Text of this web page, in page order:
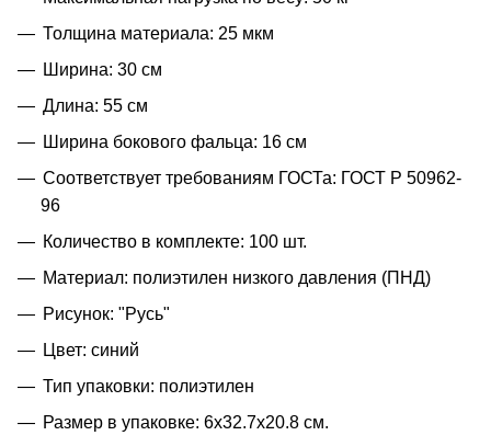
Толщина материала: 25 мкм
Ширина: 30 см
Длина: 55 см
Ширина бокового фальца: 16 см
Соответствует требованиям ГОСТа: ГОСТ Р 50962-
96
Количество в комплекте: 100 шт.
Материал: полиэтилен низкого давления (ПНД)
Рисунок: "Русь"
Цвет: синий
Тип упаковки: полиэтилен
Размер в упаковке: 6x32.7x20.8 см.